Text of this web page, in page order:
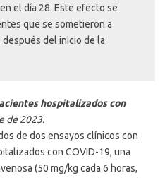
el día 28. Este efecto se
que se sometieron a
del inicio de la
hospitalizados con
de 2023.
de dos ensayos clínicos con
con COVID-19, una
(50 mg/kg cada 6 horas,